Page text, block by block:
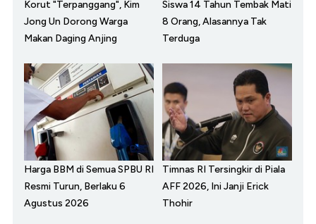
Korut "Terpanggang", Kim
Jong Un Dorong Warga
Makan Daging Anjing
Siswa 14 Tahun Tembak Mati
8 Orang, Alasannya Tak
Terduga
Harga BBM di Semua SPBU RI
Resmi Turun, Berlaku 6
Agustus 2026
Timnas RI Tersingkir di Piala
AFF 2026, Ini Janji Erick
Thohir